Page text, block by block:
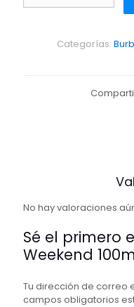
100ml
Categorías:
No hay valoraciones
Sé el primero
Weekend
Tu dirección de correo
campos obligatorios